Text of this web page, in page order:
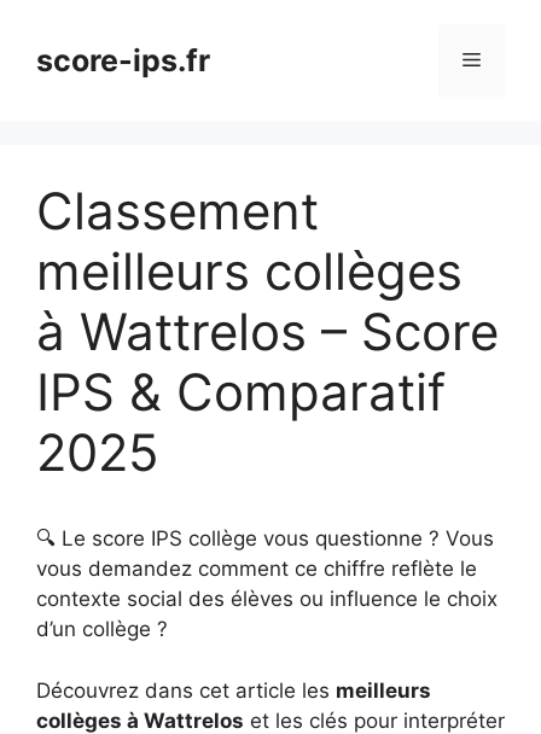
contenuscore-ips.fr Menu
Classement
meilleurs collèges
à Wattrelos – Score
IPS & Comparatif
2025
🔍 Le score IPS collège vous questionne ? Vous
vous demandez comment ce chiffre reflète le
contexte social des élèves ou influence le choix
d’un collège ?
Découvrez dans cet article les meilleurs
collèges à Wattrelos et les clés pour interpréter